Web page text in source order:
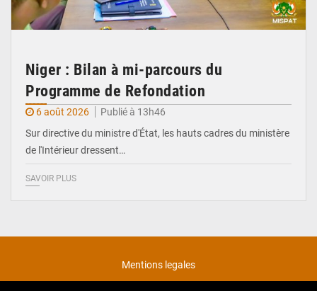
Niger : Bilan à mi-parcours du
Programme de Refondation
6 août 2026
Publié à 13h46
Sur directive du ministre d'État, les hauts cadres du ministère
de l'Intérieur dressent…
SAVOIR PLUS
Mentions legales